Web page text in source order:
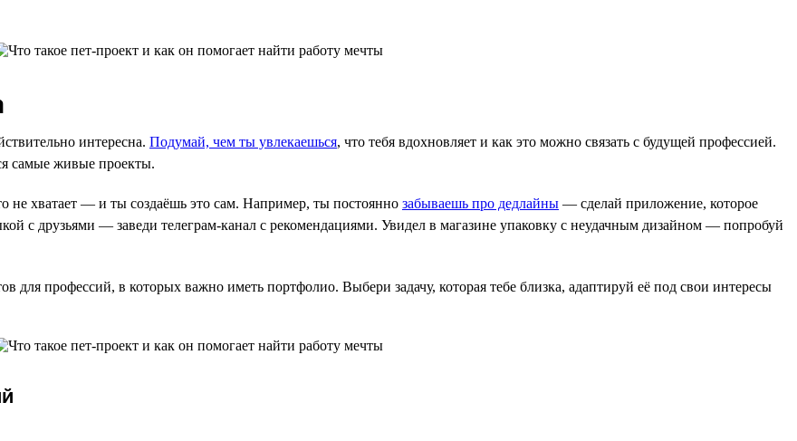
интересна. Подумай, чем ты увлекаешься, что тебя вдохновляет и как это можно связать с будущей профессией.
самые живые проекты.
не хватает — и ты создаёшь это сам. Например, ты постоянно забываешь про дедлайны — сделай приложение, которое
с друзьями — заведи телеграм-канал с рекомендациями. Увидел в магазине упаковку с неудачным дизайном — попробуй
профессий, в которых важно иметь портфолио. Выбери задачу, которая тебе близка, адаптируй её под свои интересы